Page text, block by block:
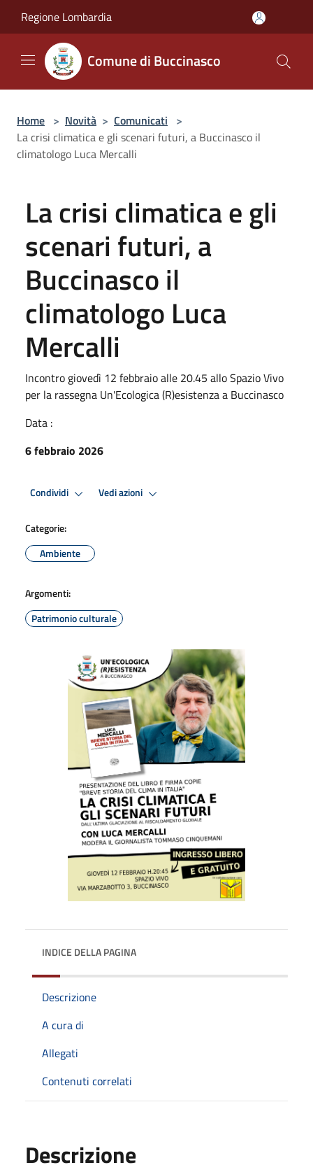
Regione Lombardia
Comune di Buccinasco
Home > Novità > Comunicati >
La crisi climatica e gli scenari futuri, a Buccinasco il
climatologo Luca Mercalli
La crisi climatica e gli
scenari futuri, a
Buccinasco il
climatologo Luca
Mercalli
Incontro giovedì 12 febbraio alle 20.45 allo Spazio Vivo
per la rassegna Un'Ecologica (R)esistenza a Buccinasco
Data :
6 febbraio 2026
Condividi Vedi azioni
Categorie:
Ambiente
Argomenti:
Patrimonio culturale
INDICE DELLA PAGINA
Descrizione
A cura di
Allegati
Contenuti correlati
Descrizione